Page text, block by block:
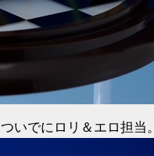
いでにロリ＆エロ担当。